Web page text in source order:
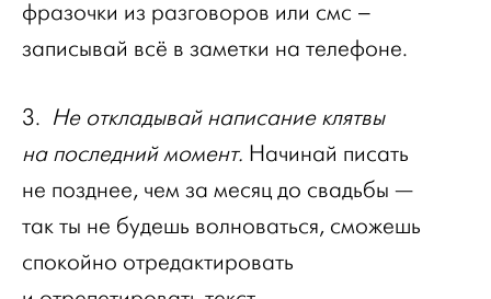
фразочки из разговоров или смс –
записывай всё в заметки на телефоне.
3. Не откладывай написание клятвы
на последний момент. Начинай писать
не позднее, чем за месяц до свадьбы —
так ты не будешь волноваться, сможешь
спокойно отредактировать